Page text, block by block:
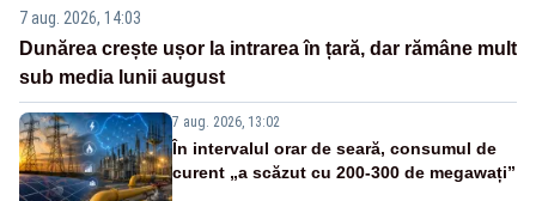
7 aug. 2026, 14:03
Dunărea crește ușor la intrarea în țară, dar rămâne mult
sub media lunii august
7 aug. 2026, 13:02
În intervalul orar de seară, consumul de
curent „a scăzut cu 200-300 de megawați”